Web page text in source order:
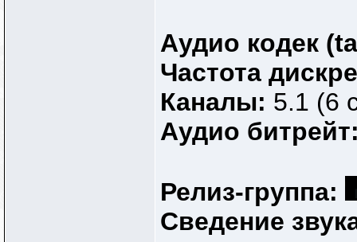
Аудио кодек
Частота
Каналы: 5.1 (6
Аудио
Релиз-группа:
Сведение